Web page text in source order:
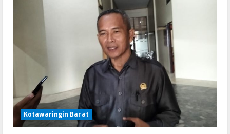
Kotawaringin Barat